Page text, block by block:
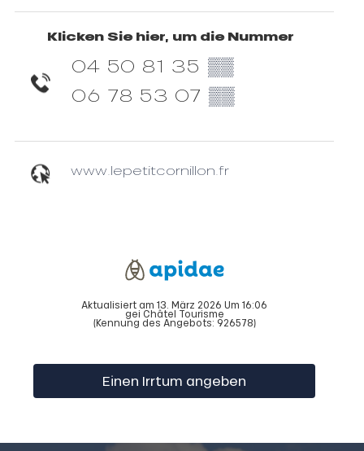
Klicken Sie hier, um die Nummer
04 50 81 35 ▒▒
06 78 53 07 ▒▒
www.lepetitcornillon.fr
Aktualisiert am 13. März 2026 Um 16:06
gei Châtel Tourisme
(Kennung des Angebots: 926578)
Einen Irrtum angeben